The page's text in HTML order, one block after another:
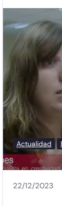
Actualidad
22/12/2023